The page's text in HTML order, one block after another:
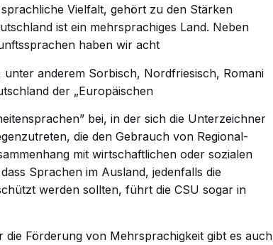
Vielfalt, gehört zu den Stärken
ist ein mehrsprachiges Land. Neben
haben wir acht
unter anderem Sorbisch, Nordfriesisch, Romani
der „Europäischen
bei, in der sich die Unterzeichner
die den Gebrauch von Regional-
mit wirtschaftlichen oder sozialen
Sprachen im Ausland, jedenfalls die
werden sollten, führt die CSU sogar in
die Förderung von Mehrsprachigkeit gibt es auch